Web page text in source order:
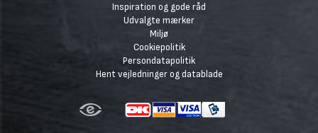
Inspiration og gode råd
Udvalgte mærker
Miljø
Cookiepolitik
Persondatapolitik
Hent vejledninger og datablade